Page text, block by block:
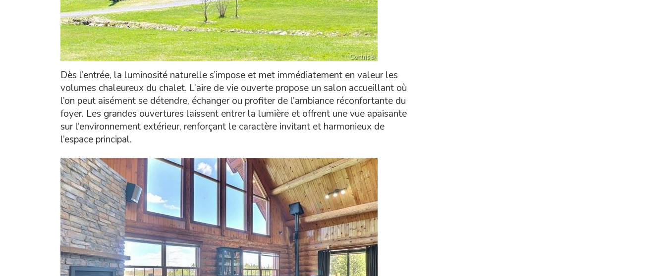
Dès l’entrée, la luminosité naturelle s’impose et met immédiatement en valeur les
volumes chaleureux du chalet. L’aire de vie ouverte propose un salon accueillant où
l’on peut aisément se détendre, échanger ou profiter de l’ambiance réconfortante du
foyer. Les grandes ouvertures laissent entrer la lumière et offrent une vue apaisante
sur l’environnement extérieur, renforçant le caractère invitant et harmonieux de
l’espace principal.